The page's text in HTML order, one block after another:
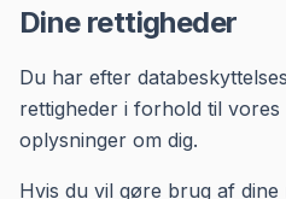
Dine rettigheder
Du har efter
rettigheder i forhold til vores
oplysninger om dig.
Hvis du vil gøre brug af dine